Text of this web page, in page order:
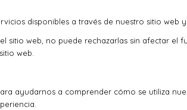
disponibles a través de nuestro sitio web
sitio web, no puede rechazarlas sin afectar
web.
ayudarnos a comprender cómo se utiliza